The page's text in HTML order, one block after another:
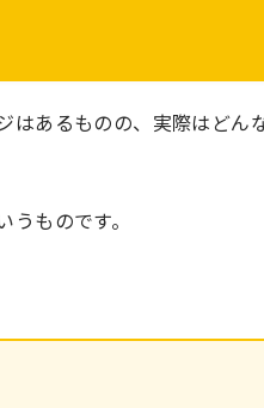
はあるものの、実際はどん
うものです。